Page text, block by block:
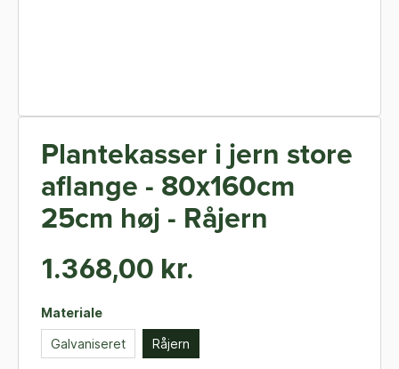
Plantekasser i jern store
aflange - 80x160cm
25cm høj - Råjern
1.368,00 kr.
Materiale
Galvaniseret Råjern